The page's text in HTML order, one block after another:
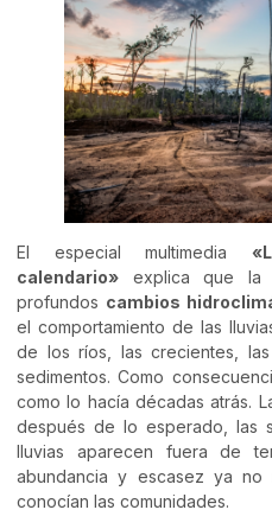
El especial multimedia
calendario» explica que la
profundos cambios
el comportamiento de las
de los ríos, las crecientes,
sedimentos. Como
como lo hacía décadas atrás.
después de lo esperado, las
lluvias aparecen fuera de
abundancia y escasez ya no
conocían las comunidades.